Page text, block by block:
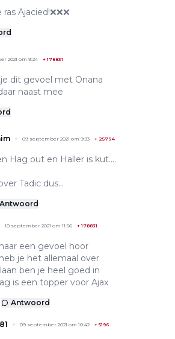
Ajacied!❌❌❌
2021 om 9:24 +178831
dit gevoel met Onana
naast mee
09 september 2021 om 9:33 + 25794
Hag out en Haller is kut....
Tadic dus...
Antwoord
10 september 2021 om 11:56 +178831
een gevoel hoor
je het allemaal over
ben je heel goed in
is een topper voor Ajax
Antwoord
09 september 2021 om 10:42 +5196